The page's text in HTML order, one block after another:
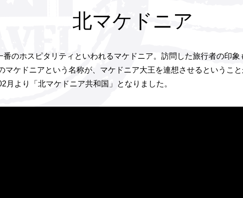
北マケドニア
番のホスピタリティといわれるマケドニア。訪問した旅行者の印
マケドニアという名称が、マケドニア大王を連想させるというこ
月より「北マケドニア共和国」となりました。